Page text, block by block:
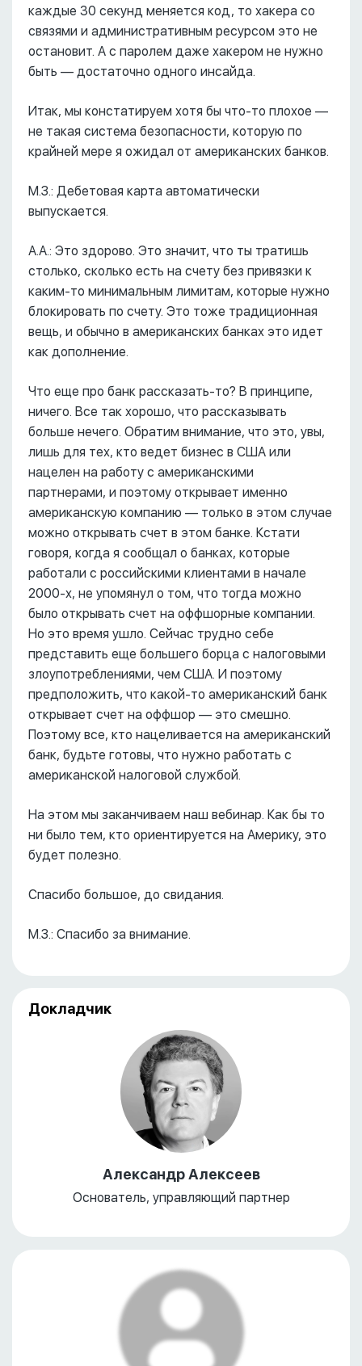
каждые 30 секунд меняется код, то хакера со
связями и административным ресурсом это не
остановит. А с паролем даже хакером не нужно
быть –– достаточно одного инсайда.
Итак, мы констатируем хотя бы что-то плохое ––
не такая система безопасности, которую по
крайней мере я ожидал от американских банков.
М.З.: Дебетовая карта автоматически
выпускается.
А.А.: Это здорово. Это значит, что ты тратишь
столько, сколько есть на счету без привязки к
каким-то минимальным лимитам, которые нужно
блокировать по счету. Это тоже традиционная
вещь, и обычно в американских банках это идет
как дополнение.
Что еще про банк рассказать-то? В принципе,
ничего. Все так хорошо, что рассказывать
больше нечего. Обратим внимание, что это, увы,
лишь для тех, кто ведет бизнес в США или
нацелен на работу с американскими
партнерами, и поэтому открывает именно
американскую компанию –– только в этом случае
можно открывать счет в этом банке. Кстати
говоря, когда я сообщал о банках, которые
работали с российскими клиентами в начале
2000-х, не упомянул о том, что тогда можно
было открывать счет на оффшорные компании.
Но это время ушло. Сейчас трудно себе
представить еще большего борца с налоговыми
злоупотреблениями, чем США. И поэтому
предположить, что какой-то американский банк
открывает счет на оффшор –– это смешно.
Поэтому все, кто нацеливается на американский
банк, будьте готовы, что нужно работать с
американской налоговой службой.
На этом мы заканчиваем наш вебинар. Как бы то
ни было тем, кто ориентируется на Америку, это
будет полезно.
Спасибо большое, до свидания.
М.З.: Спасибо за внимание.
Докладчик
Александр Алексеев
Основатель, управляющий партнер